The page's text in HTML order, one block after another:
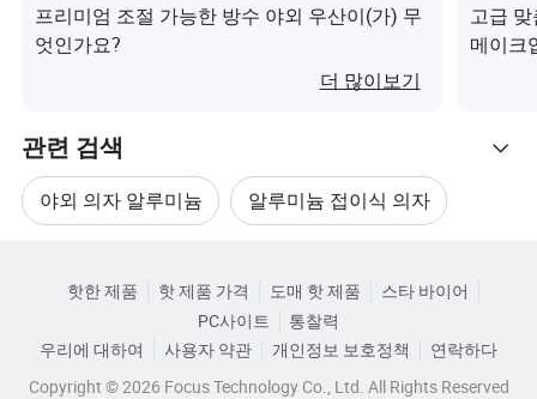
프리미엄 조절 가능한 방수 야외 우산이(가) 무
엇인가요?
더 많이보기
고급
메이크
관련 검색
야외 의자 알루미늄 알루미늄 접이식 의자
접이식 야외 정원 의자 야외 캠핑 해변 의자
카테고리로 찾아보기
핫한 제품 핫 제품 가격 도매 핫 제품
스타 바이어
PC사이트
통찰력
우리에 대하여
사용자 약관 개인정보 보호정책
연락하다
Copyright © 2026 Focus Technology Co., Ltd. All Rights Reserved